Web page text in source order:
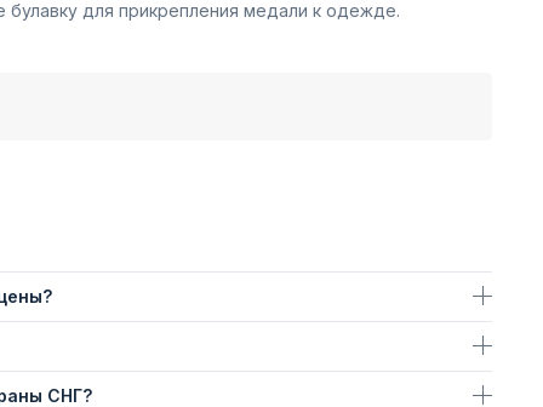
булавку для прикрепления медали к одежде.
СНГ?